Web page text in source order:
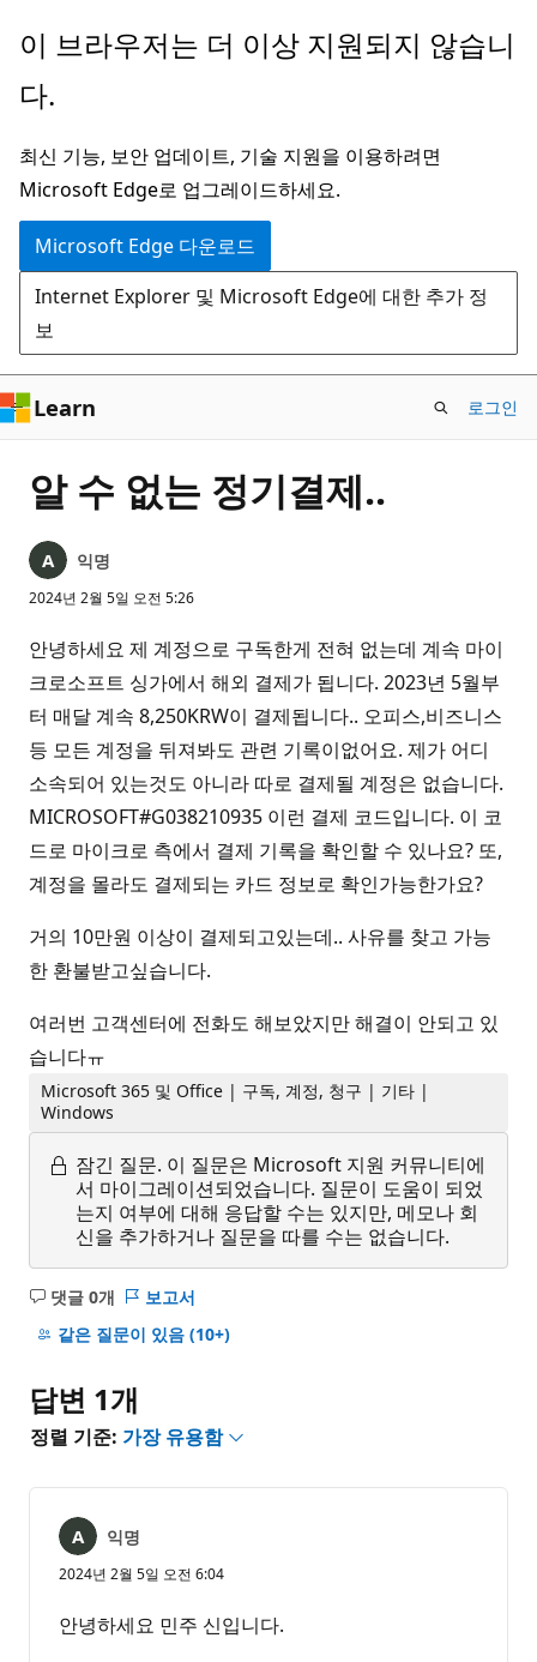
주
콘
츠
로
건
너
뛰
기
이 브라우저는 더 이상 지원되지 않습니
다.
최신 기능, 보안 업데이트, 기술 지원을 이용하려면
Microsoft Edge로 업그레이드하세요.
Microsoft Edge 다운로드
Internet Explorer 및 Microsoft Edge에 대한 추가 정
보
Learn 로그인
알 수 없는 정기결제..
익명
2024년 2월 5일 오전 5:26
안녕하세요 제 계정으로 구독한게 전혀 없는데 계속 마이
크로소프트 싱가에서 해외 결제가 됩니다. 2023년 5월부
터 매달 계속 8,250KRW이 결제됩니다.. 오피스,비즈니스
등 모든 계정을 뒤져봐도 관련 기록이없어요. 제가 어디
소속되어 있는것도 아니라 따로 결제될 계정은 없습니다.
MICROSOFT#G038210935 이런 결제 코드입니다. 이 코
드로 마이크로 측에서 결제 기록을 확인할 수 있나요? 또,
계정을 몰라도 결제되는 카드 정보로 확인가능한가요?
거의 10만원 이상이 결제되고있는데.. 사유를 찾고 가능
한 환불받고싶습니다.
여러번 고객센터에 전화도 해보았지만 해결이 안되고 있
습니다ㅠ
Microsoft 365 및 Office | 구독, 계정, 청구 | 기타 |
Windows
잠긴 질문. 이 질문은 Microsoft 지원 커뮤니티에
서 마이그레이션되었습니다. 질문이 도움이 되었
는지 여부에 대해 응답할 수는 있지만, 메모나 회
신을 추가하거나 질문을 따를 수는 없습니다.
댓글 0개
설
명
음
보고서
같은 질문이 있음 (10+)
답변 1개
정렬 기준: 가장 유용함
익명
2024년 2월 5일 오전 6:04
안녕하세요 민주 신입니다.